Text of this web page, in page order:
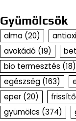
Gyümölcsök
alma (20)
avokádó (19)
bio termesztés (18)
egészség (163)
eper (20) frissítő
gyümölcs (374)